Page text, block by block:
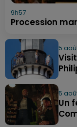
9h57
Procession
5
5
Un